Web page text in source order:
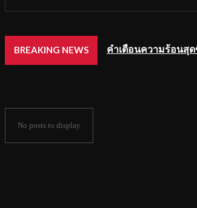
BREAKING NEWS ยุคยนต์ Euro 5: มาต
No posts to display